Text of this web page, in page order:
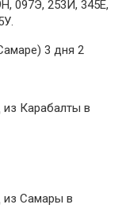
097Э, 253Й, 345Е,
3 дня 2
из Карабалты в
из Самары в